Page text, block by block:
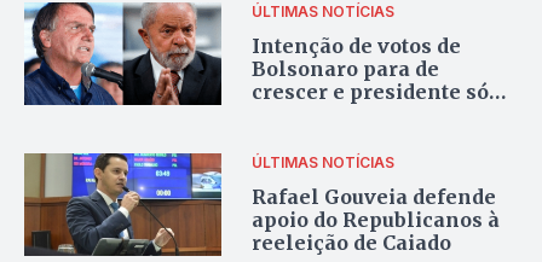
ÚLTIMAS NOTÍCIAS
Intenção de votos de
Bolsonaro para de
crescer e presidente só
Genial/Quaest
ÚLTIMAS NOTÍCIAS
Rafael Gouveia defende
apoio do Republicanos à
reeleição de Caiado